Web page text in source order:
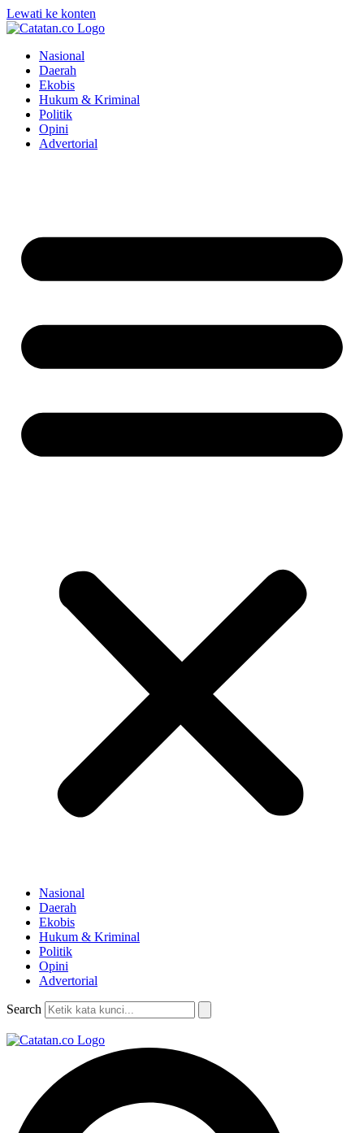
Lewati ke konten
Nasional
Daerah
Ekobis
Hukum & Kriminal
Politik
Opini
Advertorial
Nasional
Daerah
Ekobis
Hukum & Kriminal
Politik
Opini
Advertorial
Search